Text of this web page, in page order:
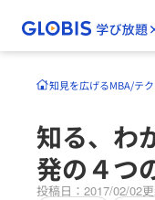
知見を広げるMBA/テ
知る、わ
発の４つ
投稿日：2017/02/02